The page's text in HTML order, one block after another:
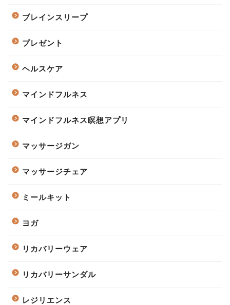
ブレインスリープ
プレゼント
ヘルスケア
マインドフルネス
マインドフルネス瞑想アプリ
マッサージガン
マッサージチェア
ミールキット
ヨガ
リカバリーウェア
リカバリーサンダル
レジリエンス